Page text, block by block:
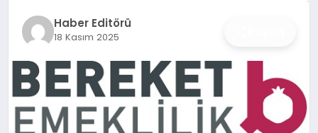
ANA DEMO
TEKNOLOJI
MAGAZIN
Haber Editörü
18 Kasım 2025